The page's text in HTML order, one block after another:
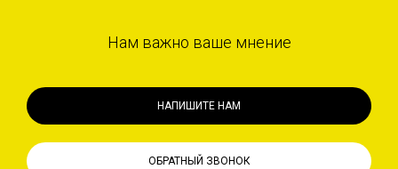
Нам важно ваше мнение
НАПИШИТЕ НАМ
ОБРАТНЫЙ ЗВОНОК